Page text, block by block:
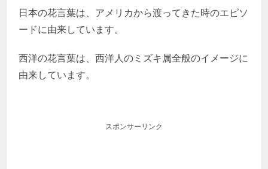
日本の花言葉は、アメリカから渡ってきた時のエピソ
ードに由来しています。
西洋の花言葉は、西洋人のミズキ属全般のイメージに
由来しています。
スポンサーリンク